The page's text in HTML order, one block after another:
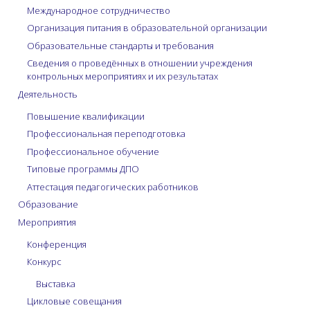
Международное сотрудничество
Организация питания в образовательной организации
Образовательные стандарты и требования
Сведения о проведённых в отношении учреждения
контрольных мероприятиях и их результатах
Деятельность
Повышение квалификации
Профессиональная переподготовка
Профессиональное обучение
Типовые программы ДПО
Аттестация педагогических работников
Образование
Мероприятия
Конференция
Конкурс
Выставка
Цикловые совещания